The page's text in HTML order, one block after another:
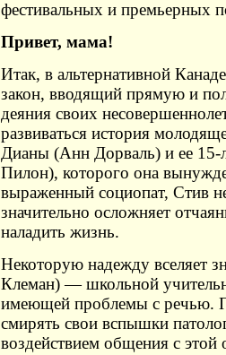
фестивальных и премьерных
Привет, мама!
Итак, в альтернативной
закон, вводящий прямую и
деяния своих
развиваться история
Дианы (Анн Дорваль) и ее 15-
Пилон), которого она
выраженный социопат, Стив
значительно осложняет
наладить жизнь.
Некоторую надежду вселяет
Клеман) — школьной
имеющей проблемы с речью.
смирять свои вспышки
воздействием общения с